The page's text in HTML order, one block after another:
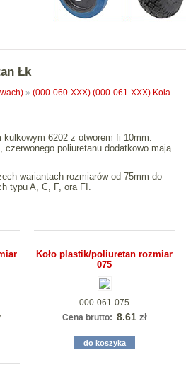
Łk
» (000-060-XXX) (000-061-XXX) Koła
kulkowym 6202 z otworem fi 10mm.
czerwonego poliuretanu dodatkowo mają
wariantach rozmiarów od 75mm do
typu A, C, F, ora FI.
Koło plastik/poliuretan rozmiar
075
000-061-075
Cena brutto: 8.61 zł
do koszyka